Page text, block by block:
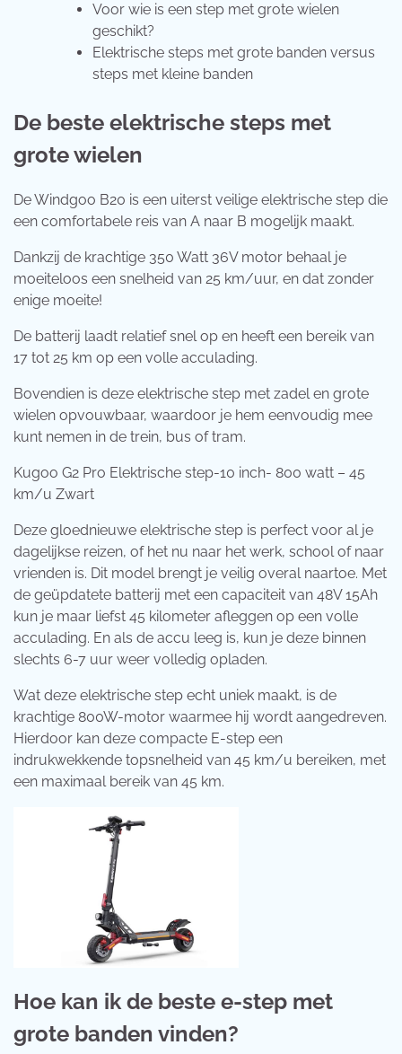
Voor wie is een step met grote wielen
geschikt?
Elektrische steps met grote banden versus
steps met kleine banden
De beste elektrische steps met
grote wielen
De Windgoo B20 is een uiterst veilige elektrische step die
een comfortabele reis van A naar B mogelijk maakt.
Dankzij de krachtige 350 Watt 36V motor behaal je
moeiteloos een snelheid van 25 km/uur, en dat zonder
enige moeite!
De batterij laadt relatief snel op en heeft een bereik van
17 tot 25 km op een volle acculading.
Bovendien is deze elektrische step met zadel en grote
wielen opvouwbaar, waardoor je hem eenvoudig mee
kunt nemen in de trein, bus of tram.
Kugoo G2 Pro Elektrische step-10 inch- 800 watt – 45
km/u Zwart
Deze gloednieuwe elektrische step is perfect voor al je
dagelijkse reizen, of het nu naar het werk, school of naar
vrienden is. Dit model brengt je veilig overal naartoe. Met
de geüpdatete batterij met een capaciteit van 48V 15Ah
kun je maar liefst 45 kilometer afleggen op een volle
acculading. En als de accu leeg is, kun je deze binnen
slechts 6-7 uur weer volledig opladen.
Wat deze elektrische step echt uniek maakt, is de
krachtige 800W-motor waarmee hij wordt aangedreven.
Hierdoor kan deze compacte E-step een
indrukwekkende topsnelheid van 45 km/u bereiken, met
een maximaal bereik van 45 km.
Hoe kan ik de beste e-step met
grote banden vinden?